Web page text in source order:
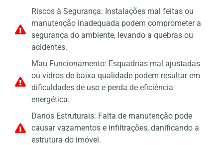
Riscos à Segurança: Instalações mal feitas ou
manutenção inadequada podem comprometer a
segurança do ambiente, levando a quebras ou
acidentes.
Mau Funcionamento: Esquadrias mal ajustadas
ou vidros de baixa qualidade podem resultar em
dificuldades de uso e perda de eficiência
energética.
Danos Estruturais: Falta de manutenção pode
causar vazamentos e infiltrações, danificando a
estrutura do imóvel.